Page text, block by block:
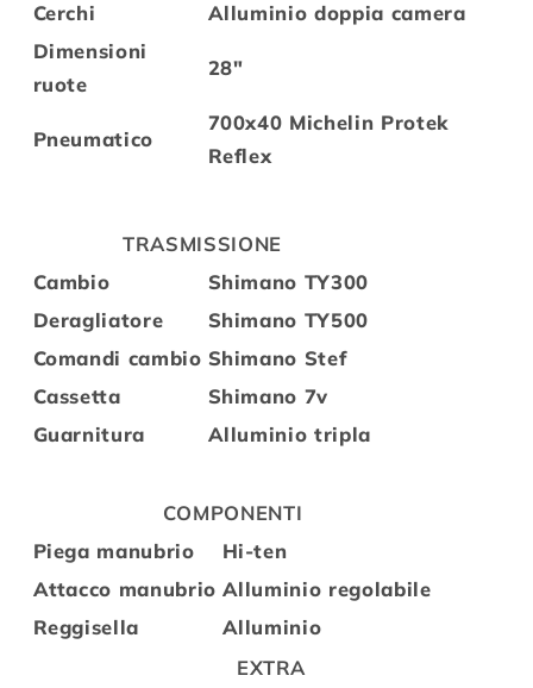
Cerchi
Alluminio doppia camera
Dimensioni
ruote
28"
Pneumatico
700x40 Michelin Protek
Reflex
TRASMISSIONE
Cambio
Shimano TY300
Deragliatore
Shimano TY500
Comandi cambio Shimano Stef
Cassetta
Shimano 7v
Guarnitura
Alluminio tripla
COMPONENTI
Piega manubrio
Hi-ten
Attacco manubrio Alluminio regolabile
Reggisella
Alluminio
EXTRA